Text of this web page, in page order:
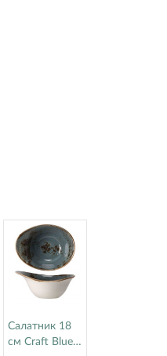
Салатник 18
см Craft Blue